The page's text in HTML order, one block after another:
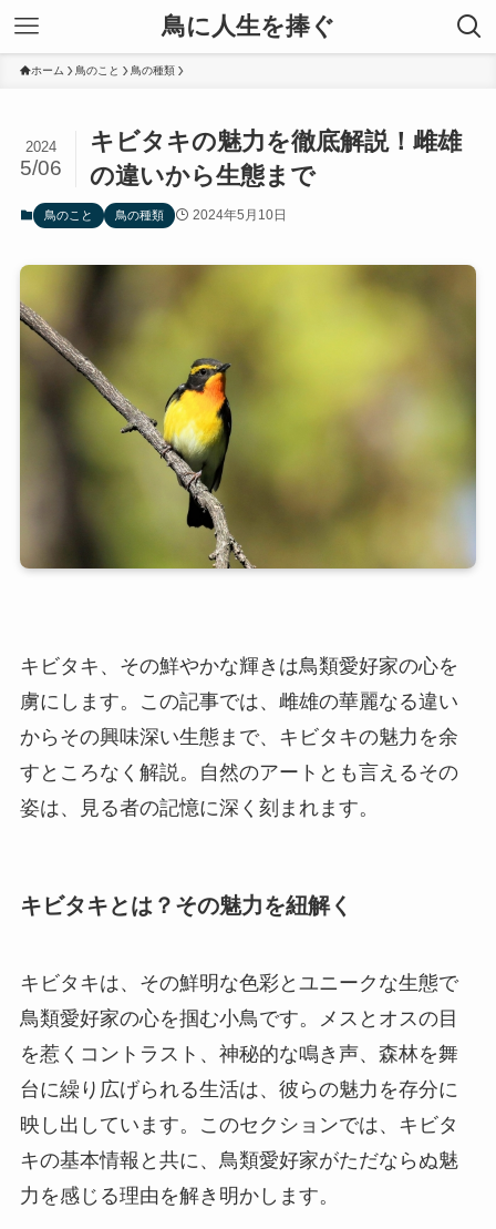
鳥に人生を捧ぐ
ホーム 鳥のこと 鳥の種類
キビタキの魅力を徹底解説！雌雄
の違いから生態まで
2024
5/06
鳥のこと 鳥の種類 2024年5月10日
キビタキ、その鮮やかな輝きは鳥類愛好家の心を
虜にします。この記事では、雌雄の華麗なる違い
からその興味深い生態まで、キビタキの魅力を余
すところなく解説。自然のアートとも言えるその
姿は、見る者の記憶に深く刻まれます。
キビタキとは？その魅力を紐解く
キビタキは、その鮮明な色彩とユニークな生態で
鳥類愛好家の心を掴む小鳥です。メスとオスの目
を惹くコントラスト、神秘的な鳴き声、森林を舞
台に繰り広げられる生活は、彼らの魅力を存分に
映し出しています。このセクションでは、キビタ
キの基本情報と共に、鳥類愛好家がただならぬ魅
力を感じる理由を解き明かします。